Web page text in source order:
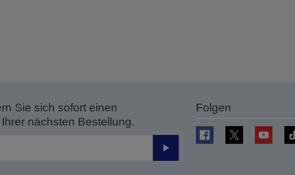
Sie sich sofort einen
nächsten Bestellung.
Senden
Folgen